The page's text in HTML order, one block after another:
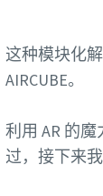
这种模块化
AIRCUBE。
利用 AR 的
过，接下来